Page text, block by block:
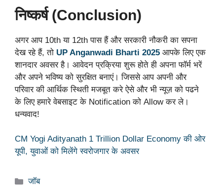
निष्कर्ष (Conclusion)
अगर आप 10th या 12th पास हैं और सरकारी नौकरी का सपना
देख रहे हैं, तो UP Anganwadi Bharti 2025 आपके लिए एक
शानदार अवसर है। आवेदन प्रक्रिया शुरू होते ही अपना फॉर्म भरें
और अपने भविष्य को सुरक्षित बनाएं। जिससे आप अपनी और
परिवार की आर्थिक स्थिती मजबूत करे ऐसे और भी न्यूज़ को पढने
के लिए हमारे वेबसाइट के Notification को Allow कर ले।
धन्यवाद!
CM Yogi Adityanath 1 Trillion Dollar Economy की ओर
यूपी, युवाओं को मिलेंगे स्वरोजगार के अवसर
Categories
जॉब